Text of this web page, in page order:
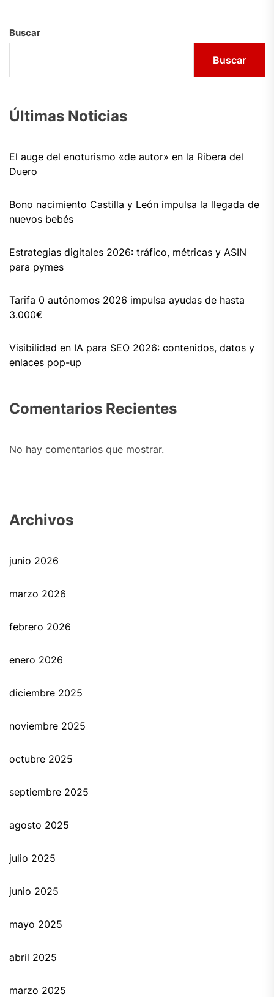
Buscar
Buscar
Últimas Noticias
El auge del enoturismo «de autor» en la Ribera del
Duero
Bono nacimiento Castilla y León impulsa la llegada de
nuevos bebés
Estrategias digitales 2026: tráfico, métricas y ASIN
para pymes
Tarifa 0 autónomos 2026 impulsa ayudas de hasta
3.000€
Visibilidad en IA para SEO 2026: contenidos, datos y
enlaces pop-up
Comentarios Recientes
No hay comentarios que mostrar.
Archivos
junio 2026
marzo 2026
febrero 2026
enero 2026
diciembre 2025
noviembre 2025
octubre 2025
septiembre 2025
agosto 2025
julio 2025
junio 2025
mayo 2025
abril 2025
marzo 2025